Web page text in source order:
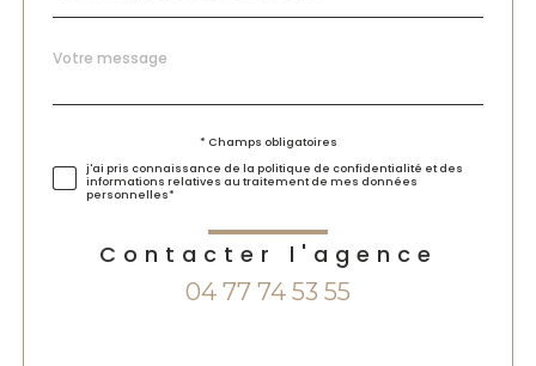
Fieldset
Message
*
* Champs obligatoires
j'ai pris connaissance de la politique de confidentialité et des
informations relatives au traitement de mes données
personnelles*
Contacter l'agence
04 77 74 53 55